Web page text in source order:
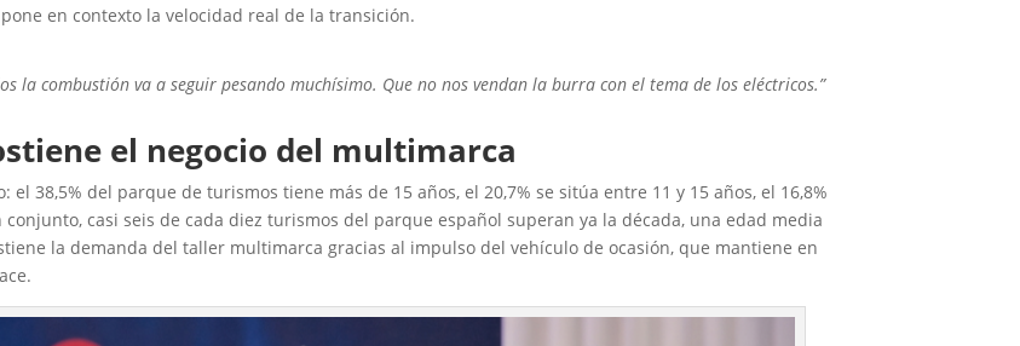
en contexto la velocidad real de la transición.
la combustión va a seguir pesando muchísimo. Que no nos vendan la burra con el tema de los eléctricos.”
el negocio del multimarca
38,5% del parque de turismos tiene más de 15 años, el 20,7% se sitúa entre 11 y 15 años, el 16,8%
conjunto, casi seis de cada diez turismos del parque español superan ya la década, una edad media
la demanda del taller multimarca gracias al impulso del vehículo de ocasión, que mantiene en